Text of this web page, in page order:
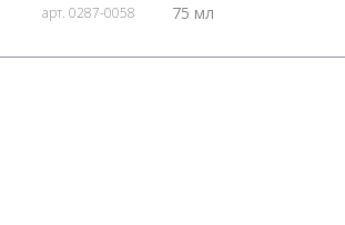
арт. 0287-0058 75 мл